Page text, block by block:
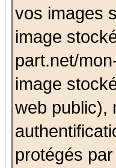
vos images
image
part.net/
image
web public),
protégés